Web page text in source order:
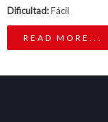
Dificultad:Fácil
READ MORE...